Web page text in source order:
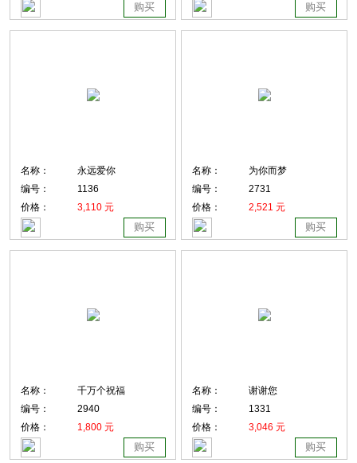
购买 购买
名称：
永远爱你
编号：
1136
价格：
3,110 元
购买
名称：
为你而梦
编号：
2731
价格：
2,521 元
购买
名称：
千万个祝福
编号：
2940
价格：
1,800 元
购买
名称：
谢谢您
编号：
1331
价格：
3,046 元
购买